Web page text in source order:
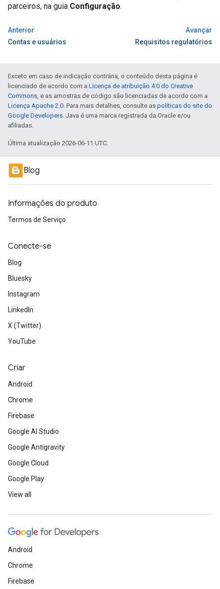
parceiros, na guia Configuração.
Anterior
Contas e usuários
Avançar
Requisitos regulatórios
Exceto em caso de indicação contrária, o conteúdo desta página é
licenciado de acordo com a Licença de atribuição 4.0 do Creative
Commons , e as amostras de código são licenciadas de acordo com a
Licença Apache 2.0 . Para mais detalhes, consulte as políticas do site do
Google Developers . Java é uma marca registrada da Oracle e/ou
afiliadas.
Última atualização 2026-06-11 UTC.
Blog
Informações do produto
Termos de Serviço
Conecte-se
Blog
Bluesky
Instagram
LinkedIn
X (Twitter)
YouTube
Criar
Android
Chrome
Firebase
Google AI Studio
Google Antigravity
Google Cloud
Google Play
View all
Android
Chrome
Firebase